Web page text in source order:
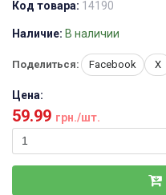
Код товара: 14190
Наличие: В наличии
Поделиться: Facebook X
Цена:
59.99 грн./шт.